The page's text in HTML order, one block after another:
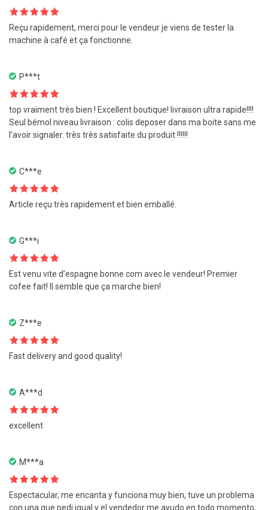
Note
sur
5Reçu rapidement, merci pour le vendeur je viens de tester la
machine à café et ça fonctionne.
P***t
Note
sur
5
top vraiment très bien ! Excellent boutique! livraison ultra rapide!!!!
Seul bémol niveau livraison : colis deposer dans ma boite sans me
l’avoir signaler. très très satisfaite du produit !!!!!!
C***e
Note
5
Article reçu très rapidement et bien emballé.
G***i
Note
sur
5Est venu vite d’espagne bonne com avec le vendeur! Premier
cofee fait! Il semble que ça marche bien!
Z***e
Note 5
sur
5Fast delivery and good quality!
A***d
Note5
sur
5
excellent
M***a
Note 5 sur
5Espectacular, me encanta y funciona muy bien, tuve un problema
con una que pedi igual y el vendedor me ayudo en todo momento,